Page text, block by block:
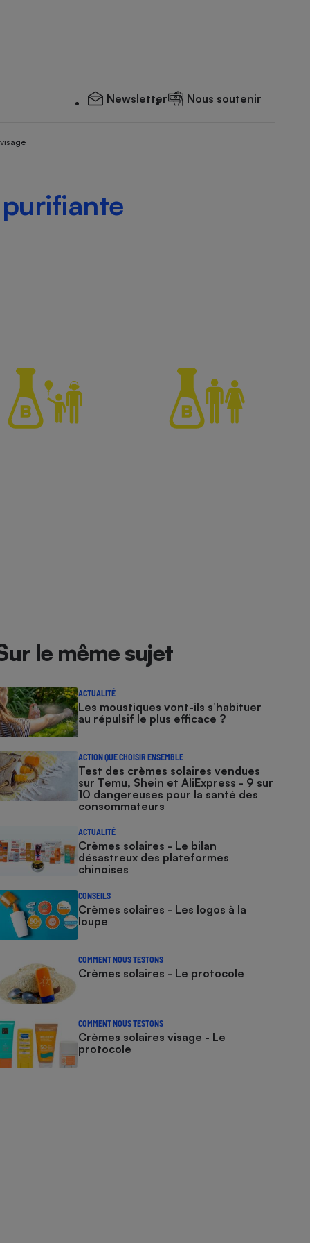
Newsletter Nous soutenir
le même sujet
ACTUALITÉ
Les moustiques vont-ils s’habituer
au répulsif le plus efficace ?
ACTION QUE CHOISIR ENSEMBLE
Test des crèmes solaires vendues
sur Temu, Shein et AliExpress - 9 sur
10 dangereuses pour la santé des
consommateurs
ACTUALITÉ
Crèmes solaires - Le bilan
désastreux des plateformes
chinoises
CONSEILS
Crèmes solaires - Les logos à la
loupe
COMMENT NOUS TESTONS
Crèmes solaires - Le protocole
COMMENT NOUS TESTONS
Crèmes solaires visage - Le
protocole